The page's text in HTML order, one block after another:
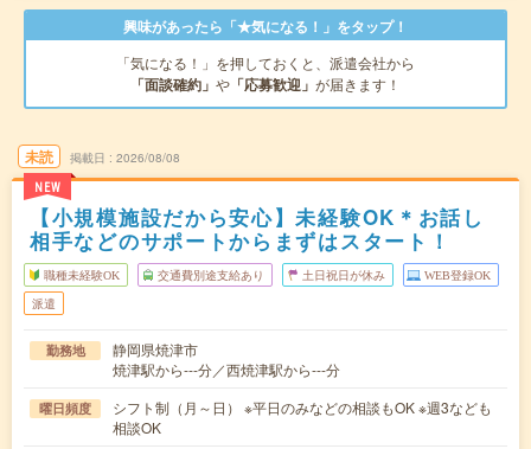
興味があったら「★気になる！」をタップ！
「気になる！」を押しておくと、派遣会社から
「面談確約」 や 「応募歓迎」 が届きます！
未読
NEW
掲載日 2026/08/08
【小規模施設だから安心】未経験OK＊お話し
相手などのサポートからまずはスタート！
職種未経験OK 交通費別途支給あり 土日祝日が休み WEB登録OK
派遣
勤務地
静岡県焼津市
焼津駅から---分／西焼津駅から---分
曜日頻度
シフト制（月～日） ※平日のみなどの相談もOK ※週3なども
相談OK